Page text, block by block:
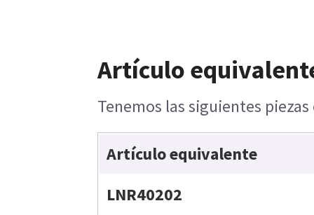
Artículo
Tenemos las siguientes
Artículo equivalente
LNR40202